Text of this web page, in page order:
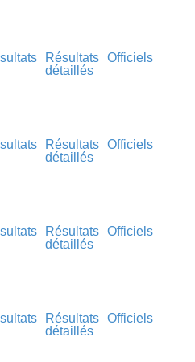
Résultats
détaillés
Officiels
Résultats
détaillés
Officiels
Résultats
détaillés
Officiels
Résultats
détaillés
Officiels